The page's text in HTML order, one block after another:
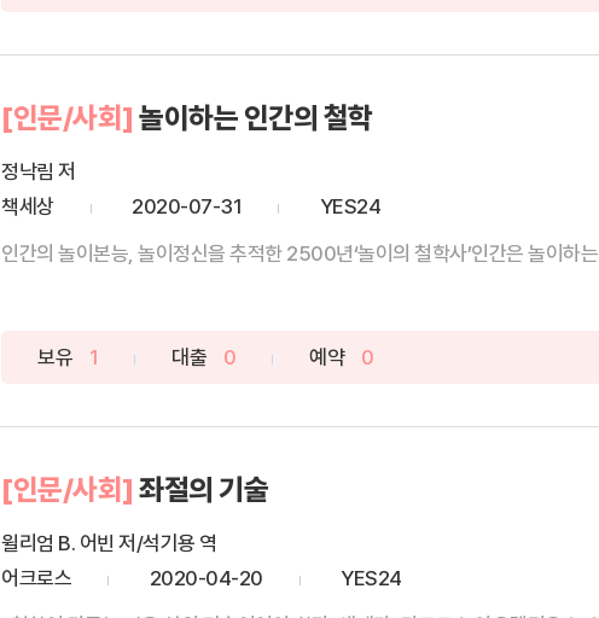
[인문/사회] 놀이하는 인간의 철학
정낙림 저
책세상
2020-07-31
YES24
인간의 놀이본능, 놀이정신을 추적한 2500년‘놀이의 철학사’인간은 놀이하
보유 1 대출 0 예약 0
[인문/사회] 좌절의 기술
윌리엄 B. 어빈 저/석기용 역
어크로스
2020-04-20
YES24